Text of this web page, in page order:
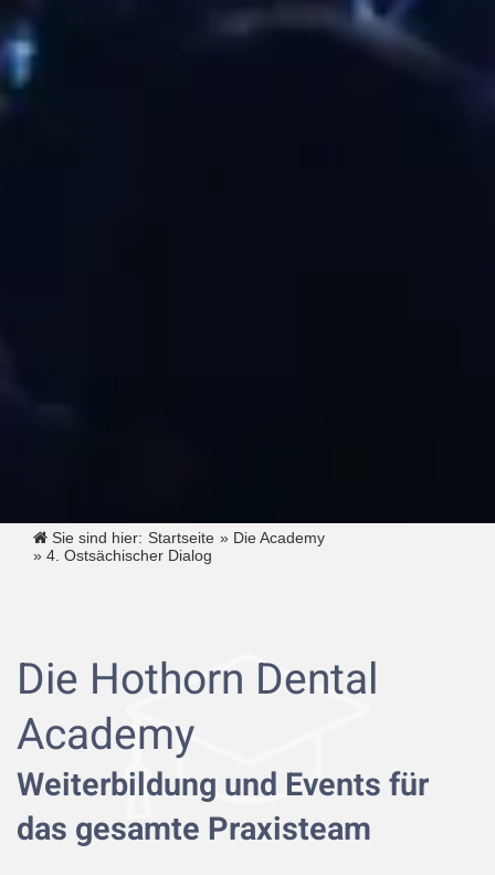
Sie sind hier: Startseite » Die Academy
» 4. Ostsächischer Dialog
Die Hothorn Dental
Academy
Weiterbildung und Events für
das gesamte Praxisteam